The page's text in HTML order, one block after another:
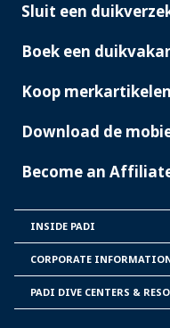
Sluit een
Boek een
Koop merkartikelen
Download de
Become an
PADI
INSIDE PADI
INFORMATION
CORPORATE
PADI DIVE CENTERS &